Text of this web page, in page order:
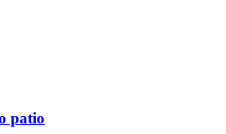
patio